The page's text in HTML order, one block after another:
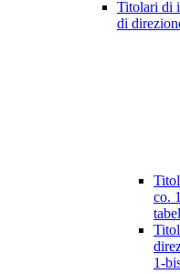
Titolari di
di
co.
1-